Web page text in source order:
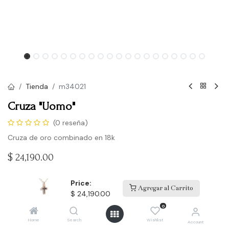
Price:
$ 24,190.00
Agregar al Carrito
Home Search
0
Wishlist Account
Tienda m34021
Cruza "Uomo"
(0 reseña)
Cruza de oro combinado en 18k
$ 24,190.00
Comprar
Agregar a la lista de deseos